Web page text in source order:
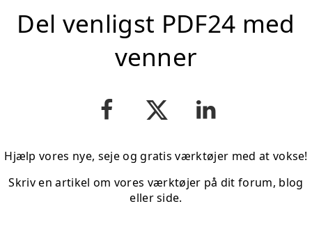
Del venligst PDF24 med
venner
Hjælp vores nye, seje og gratis værktøjer med at vokse!
Skriv en artikel om vores værktøjer på dit forum, blog
eller side.